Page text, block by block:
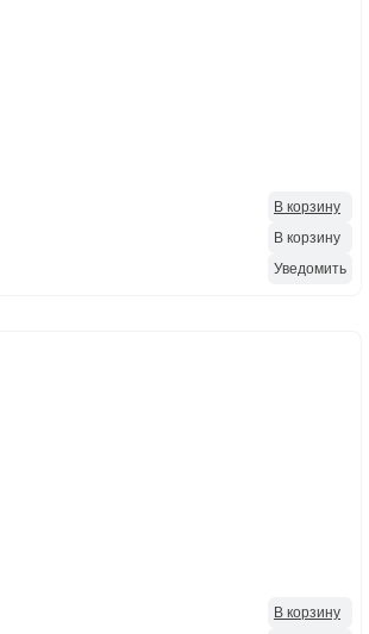
В корзину
В корзину
Уведомить
В корзину